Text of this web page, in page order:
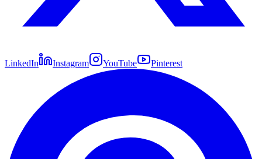
LinkedIn Instagram YouTube Pinterest